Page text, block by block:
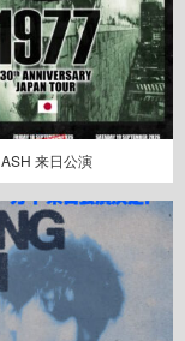
ASH 来日公演